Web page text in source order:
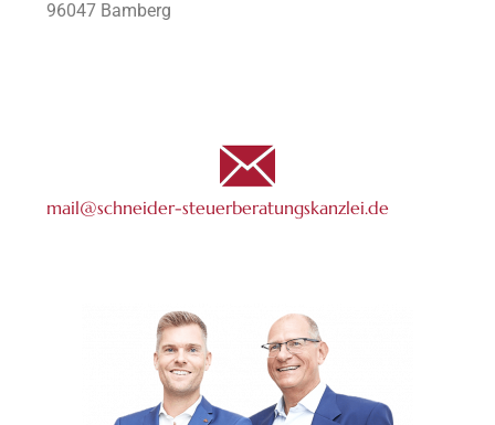
96047 Bamberg
mail@schneider-steuerberatungskanzlei.de